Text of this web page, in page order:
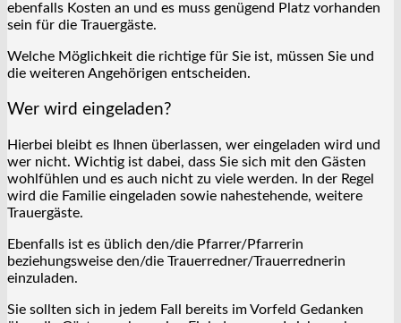
ebenfalls Kosten an und es muss genügend Platz vorhanden
sein für die Trauergäste.
Welche Möglichkeit die richtige für Sie ist, müssen Sie und
die weiteren Angehörigen entscheiden.
Wer wird eingeladen?
Hierbei bleibt es Ihnen überlassen, wer eingeladen wird und
wer nicht. Wichtig ist dabei, dass Sie sich mit den Gästen
wohlfühlen und es auch nicht zu viele werden. In der Regel
wird die Familie eingeladen sowie nahestehende, weitere
Trauergäste.
Ebenfalls ist es üblich den/die Pfarrer/Pfarrerin
beziehungsweise den/die Trauerredner/Trauerrednerin
einzuladen.
Sie sollten sich in jedem Fall bereits im Vorfeld Gedanken